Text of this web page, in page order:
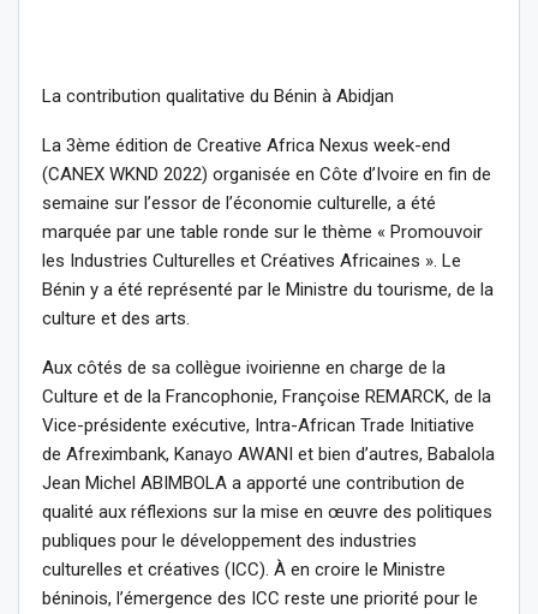
La contribution qualitative du Bénin à Abidjan
La 3ème édition de Creative Africa Nexus week-end
(CANEX WKND 2022) organisée en Côte d’Ivoire en fin de
semaine sur l’essor de l’économie culturelle, a été
marquée par une table ronde sur le thème « Promouvoir
les Industries Culturelles et Créatives Africaines ». Le
Bénin y a été représenté par le Ministre du tourisme, de la
culture et des arts.
Aux côtés de sa collègue ivoirienne en charge de la
Culture et de la Francophonie, Françoise REMARCK, de la
Vice-présidente exécutive, Intra-African Trade Initiative
de Afreximbank, Kanayo AWANI et bien d’autres, Babalola
Jean Michel ABIMBOLA a apporté une contribution de
qualité aux réflexions sur la mise en œuvre des politiques
publiques pour le développement des industries
culturelles et créatives (ICC). À en croire le Ministre
béninois, l’émergence des ICC reste une priorité pour le